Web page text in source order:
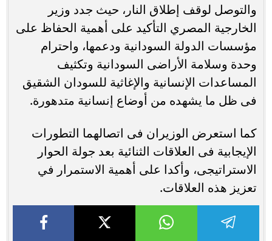
والتوصل لوقف إطلاق النار، حيث جدد وزير
الخارجية المصري التأكيد على أهمية الحفاظ على
مؤسسات الدولة السودانية ودعمها، واحترام
وحدة وسلامة الأراضى السودانية وتكثيف
المساعدات الإنسانية والإغاثية للسودان الشقيق
فى ظل ما يشهده من أوضاع إنسانية متدهورة.
كما استعرض الوزيران فى اتصالهما التطورات
الإيجابية فى العلاقات الثنائية بعد جولة الحوار
الاستراتيجى، وأكدا على أهمية الاستمرار في
تعزيز هذه العلاقات.